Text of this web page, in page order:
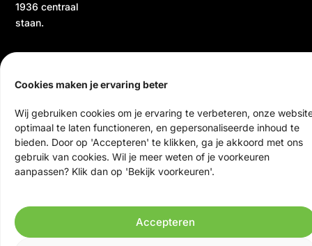
Cookies maken je ervaring beter
Wij gebruiken cookies om je ervaring te verbeteren, onze
optimaal te laten functioneren, en gepersonaliseerde inhoud te
bieden. Door op 'Accepteren' te klikken, ga je akkoord met ons
gebruik van cookies. Wil je meer weten of je voorkeuren
aanpassen? Klik dan op 'Bekijk voorkeuren'.
Accepteren
1936 centraal
staan.
© 2026 Ten Veen Tweewielers | Alle rechten voorbehouden
Website door Scrolla!